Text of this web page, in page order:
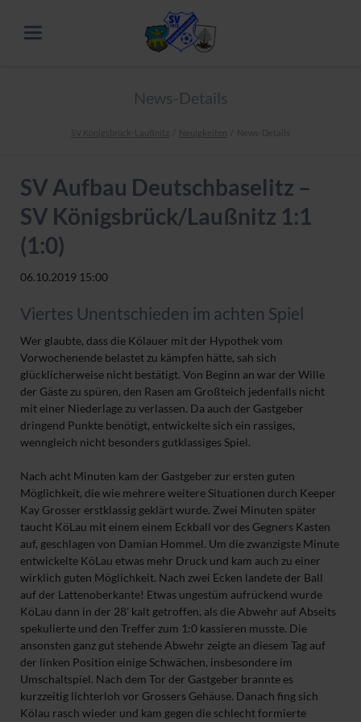
News-Details
SV Königsbrück-Laußnitz Neuigkeiten News-Details
SV Aufbau Deutschbaselitz –
SV Königsbrück/Laußnitz 1:1
(1:0)
06.10.2019 15:00
Viertes Unentschieden im achten Spiel
Wer glaubte, dass die Kölauer mit der Hypothek vom
Vorwochenende belastet zu kämpfen hätte, sah sich
glücklicherweise nicht bestätigt. Von Beginn an war der Wille
der Gäste zu spüren, den Rasen am Großteich jedenfalls nicht
mit einer Niederlage zu verlassen. Da auch der Gastgeber
dringend Punkte benötigt, entwickelte sich ein rassiges,
wenngleich nicht besonders gutklassiges Spiel.
Nach acht Minuten kam der Gastgeber zur ersten guten
Möglichkeit, die wie mehrere weitere Situationen durch Keeper
Kay Grosser erstklassig geklärt wurde. Zwei Minuten später
taucht KöLau mit einem einem Eckball vor des Gegners Kasten
auf, geschlagen von Damian Hommel. Um die zwanzigste Minute
entwickelte KöLau etwas mehr Druck und kam auch zu einer
wirklich guten Möglichkeit. Nach zwei Ecken landete der Ball
auf der Lattenoberkante! Etwas ungestüm aufrückend wurde
KöLau dann in der 28' kalt getroffen, als die Abwehr auf Abseits
spekulierte und den Treffer zum 1:0 kassieren musste. Die
ansonsten ganz gut stehende Abwehr zeigte an diesem Tag auf
der linken Position einige Schwächen, insbesondere im
Umschaltspiel. Nach dem Tor der Gastgeber brannte es
kurzzeitig lichterloh vor Grossers Gehäuse. Danach fing sich
Kölau rasch wieder und kam gegen die schlecht formierte